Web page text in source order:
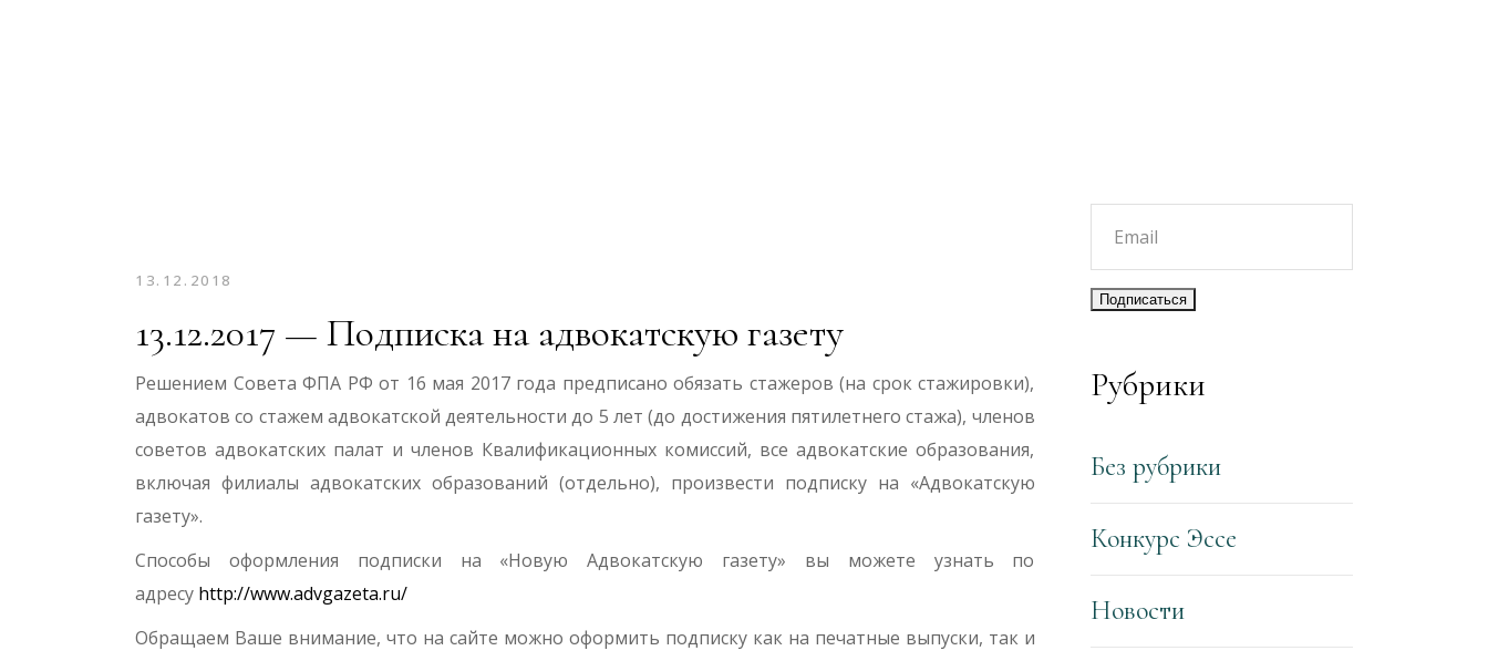
13.12.2018
13.12.2017 — Подписка на адвокатскую газету
Решением Совета ФПА РФ от 16 мая 2017 года предписано обязать стажеров (на срок стажировки),
адвокатов со стажем адвокатской деятельности до 5 лет (до достижения пятилетнего стажа), членов
советов адвокатских палат и членов Квалификационных комиссий, все адвокатские образования,
включая филиалы адвокатских образований (отдельно), произвести подписку на «Адвокатскую
газету».
Способы оформления подписки на «Новую Адвокатскую газету» вы можете узнать по
адресу http://www.advgazeta.ru/
Обращаем Ваше внимание, что на сайте можно оформить подписку как на печатные выпуски, так и
Рубрики
Без рубрики
Конкурс Эссе
Новости